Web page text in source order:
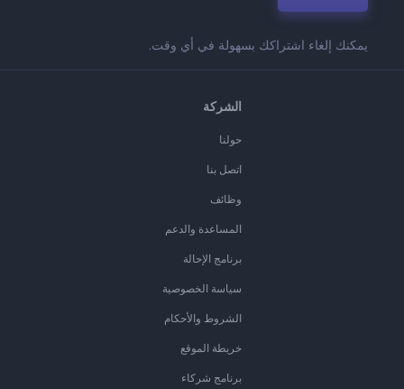
يمكنك إلغاء اشتراكك بسهولة في أي وقت.
الشركة
حولنا
اتصل بنا
وظائف
المساعدة والدعم
برنامج الإحالة
سياسة الخصوصية
الشروط والأحكام
خريطة الموقع
برنامج شركاء